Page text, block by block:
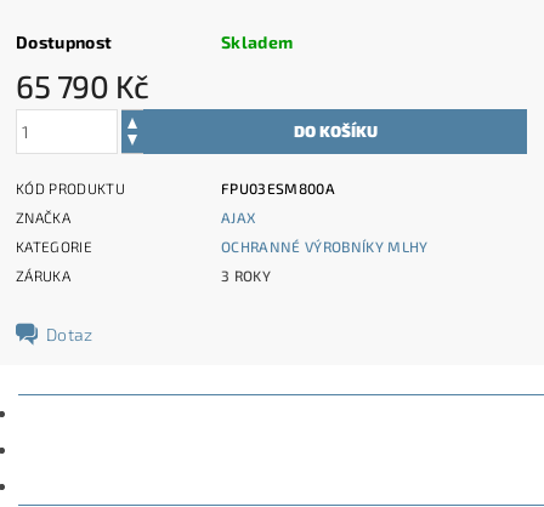
Dostupnost Skladem
65 790 Kč
KÓD PRODUKTU
FPU03ESM800A
ZNAČKA
AJAX
KATEGORIE
OCHRANNÉ VÝROBNÍKY MLHY
ZÁRUKA
3 ROKY
Dotaz